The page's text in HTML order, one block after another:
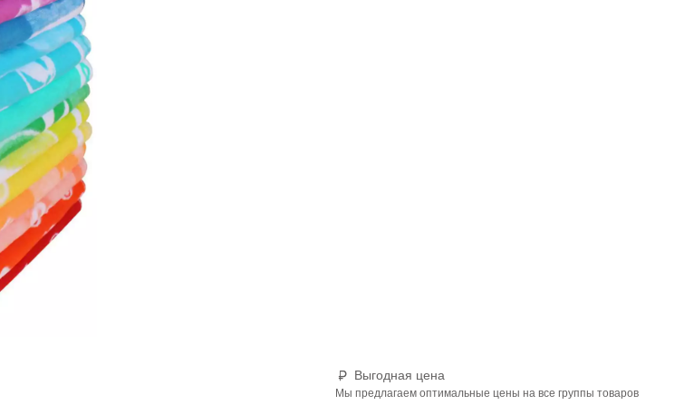
Выгодная цена
Мы предлагаем оптимальные цены на все группы товаров